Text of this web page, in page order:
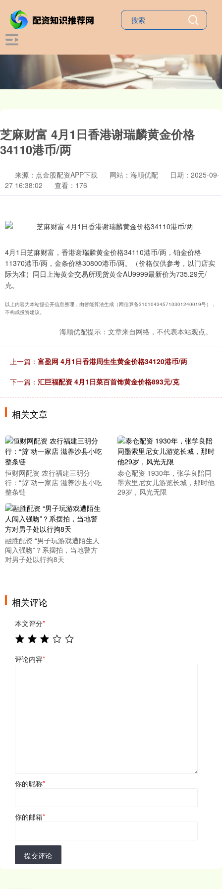
芝麻财富 4月1日香港谢瑞麟黄金价格
34110港币/两
来源：点金股配资APP下载 网站：海顺优配
日期：2025-09-
27 16:38:02
查看：176
4月1日芝麻财富，香港谢瑞麟黄金价格34110港币/两，铂金价格
11370港币/两，金条价格30800港币/两。（价格仅供参考，以门店实
际为准）同日上海黄金交易所现货黄金AU9999最新价为735.29元/
克。
以上内容为本站据公开信息整理，由智能算法生成（网信算备310104345710301240019号），
不构成投资建议。
海顺优配提示：文章来自网络，不代表本站观点。
上一篇： 富盈网 4月1日香港周生生黄金价格34120港币/两
下一篇： 汇巨福配资 4月1日菜百首饰黄金价格893元/克
相关文章
恒财网配资 农行福建三明分
行：“贷”动一家店 滋养沙县小吃
整条链
泰仓配资 1930年，张学良陪同
墨索里尼女儿游览长城，那时他
29岁，风光无限
融胜配资 “男子玩游戏遭陌生人
闯入强吻”？系摆拍，当地警方
对男子处以行拘8天
相关评论
本文评分*
评论内容*
你的昵称*
你的邮箱*
提交评论